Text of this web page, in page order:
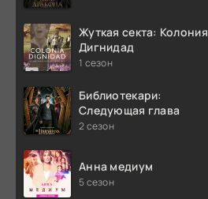
Жуткая секта: Колония
Дигнидад
1 сезон
Библиотекари:
Следующая глава
2 сезон
Анна медиум
5 сезон